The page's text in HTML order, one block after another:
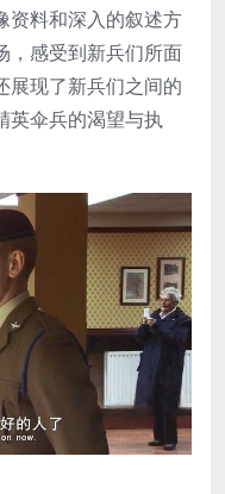
资料和深入的叙述方
，感受到新兵们所面
展现了新兵们之间的
英伞兵的渴望与执